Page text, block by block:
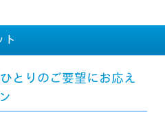
ト
とりのご要望にお応え